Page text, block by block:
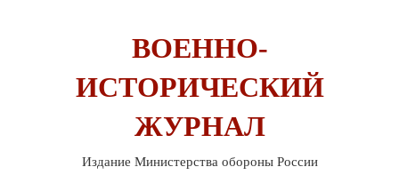
ВОЕННО-
ИСТОРИЧЕСКИЙ
ЖУРНАЛ
Издание Министерства обороны России